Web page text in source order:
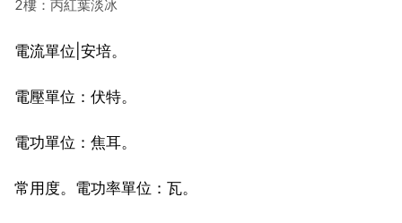
2樓：丙紅葉淡冰
電流單位|安培。
電壓單位：伏特。
電功單位：焦耳。
常用度。電功率單位：瓦。